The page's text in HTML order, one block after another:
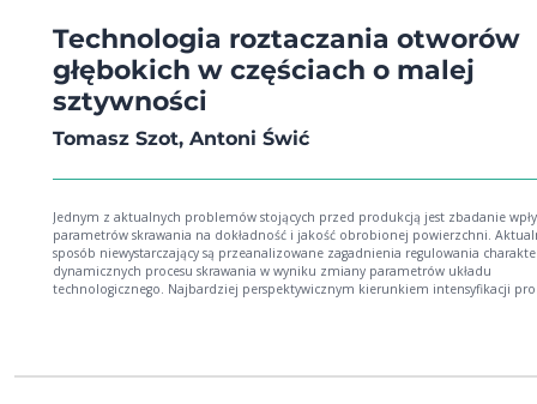
Technologia roztaczania otworów
głębokich w częściach o malej
sztywności
Tomasz Szot, Antoni Świć
Jednym z aktualnych problemów stojących przed produkcją jest zbadanie
parametrów skrawania na dokładność i jakość obrobionej powierzchni.
sposób niewystarczający są przeanalizowane zagadnienia regulowania
dynamicznych procesu skrawania w wyniku zmiany parametrów układu
technologicznego. Najbardziej perspektywicznym kierunkiem intensyfikacji